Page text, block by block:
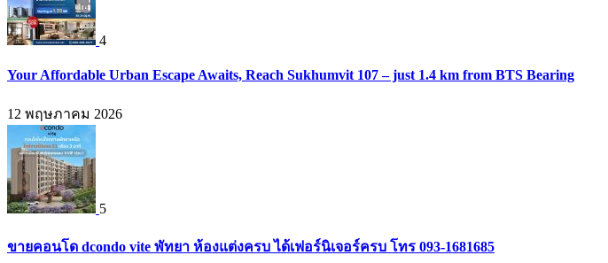
4
Your Affordable Urban Escape Awaits, Reach Sukhumvit 107 – just 1.4 km from BTS Bearing
12 พฤษภาคม 2026
5
ขายคอนโด dcondo vite พัทยา ห้องแต่งครบ ได้เฟอร์นิเจอร์ครบ โทร 093-1681685